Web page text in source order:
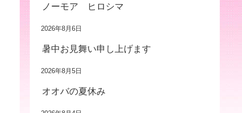
ノーモア ヒロシマ
2026年8月6日
暑中お見舞い申し上げます
2026年8月5日
オオバの夏休み